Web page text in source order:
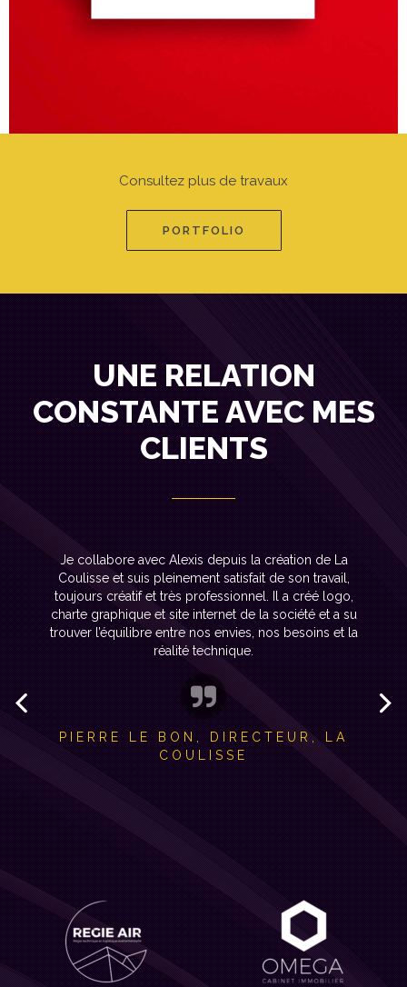
Consultez plus de travaux
PORTFOLIO
UNE RELATION
CONSTANTE AVEC MES
CLIENTS
J'ai eu à faire dernièrement aux services de Axen pour
la construction de mon site web de coaching sportif.
Une recommandation qui fut fort concluante car il a
merveilleusement bien remplie sa tâche et on a eu
l'occasion de se rencontrer pour un café (un luxe
aujourd'hui). Mon intuition s'est confirmée sur le plan
professionnel comme humain... Faites appel à lui les
yeux fermés pour ses services !
JORDAN MEGA, COACH SPORTIF,
JM COACHING